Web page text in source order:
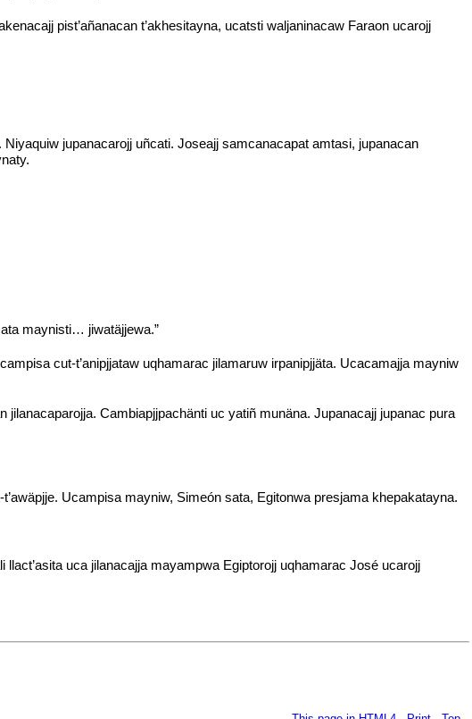
pist’añanacan t’akhesitayna, ucatsti waljaninacaw Faraon ucarojj
jupanacarojj uñcati. Joseajj samcanacapat amtasi, jupanacan
maynisti… jiwatäjjewa.”
cut-t’anipjjataw uqhamarac jilamaruw irpanipjjäta. Ucacamajja mayniw
Cambiapjjpachänti uc yatiñ munäna. Jupanacajj jupanac pura
Ucampisa mayniw, Simeón sata, Egitonwa presjama khepakatayna.
uca jilanacajja mayampwa Egiptorojj uqhamarac José ucarojj